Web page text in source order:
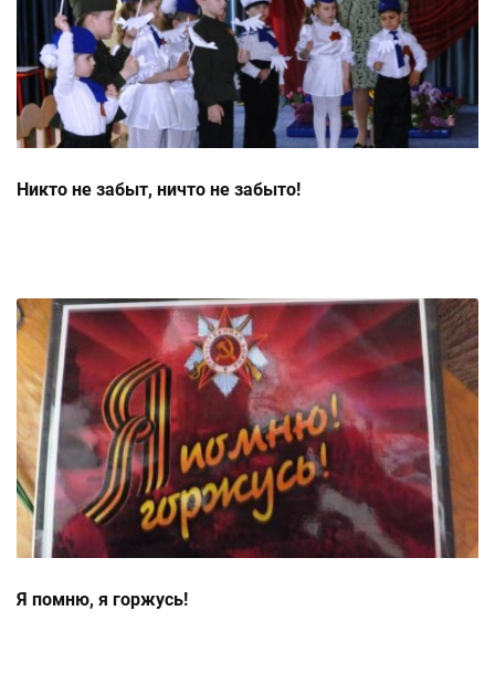
Никто не забыт, ничто не забыто!
Я помню, я горжусь!